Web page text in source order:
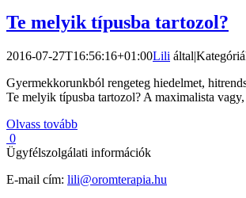
Te melyik típusba tartozol?
2016-07-27T16:56:16+01:00Lili által|
Gyermekkorunkból rengeteg hiedelmet,
Te melyik típusba tartozol? A maximalista
Olvass tovább
0
Ügyfélszolgálati információk
E-mail cím: lili@oromterapia.hu